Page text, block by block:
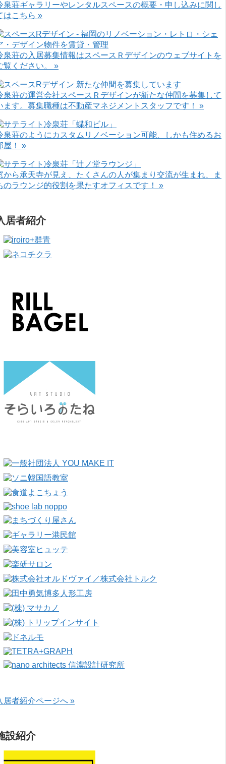
泉荘ギャラリーやレンタルスペースの概要・申し込みに関し
はこちら »
泉荘の入居募集情報はスペースＲデザインのウェブサイトを
覧ください。 »
泉荘の運営会社スペースＲデザインが新たな仲間を募集して
ます。募集職種は不動産マネジメントスタッフです！ »
泉荘のようにカスタムリノベーション可能、しかも住めるお
屋！ »
から承天寺が見え、たくさんの人が集まり交流が生まれ、ま
のラウンジ的役割を果たすオフィスです！ »
居者紹介
居者紹介ページへ »
設紹介